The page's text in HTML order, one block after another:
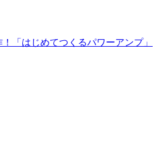
「はじめてつくるパワーアンプ」